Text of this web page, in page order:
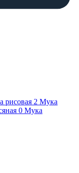
рисовая 2 Мука
0 Мука